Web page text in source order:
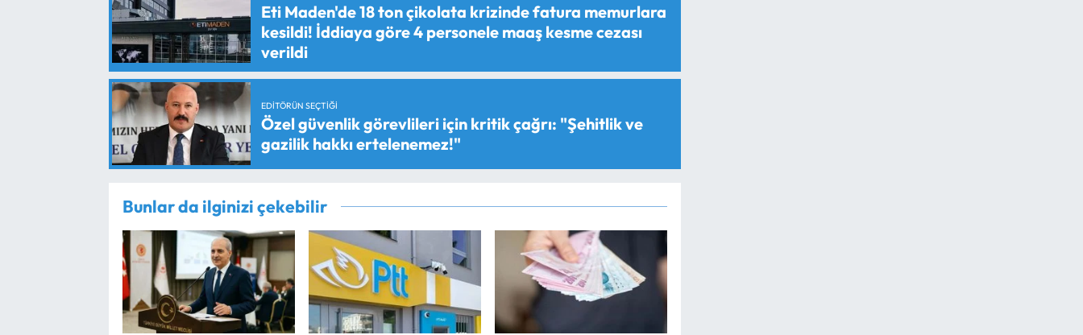
Eti Maden'de 18 ton çikolata krizinde fatura memurlara
kesildi! İddiaya göre 4 personele maaş kesme cezası
verildi
EDITÖRÜN SEÇTIĞI
Özel güvenlik görevlileri için kritik çağrı: "Şehitlik ve
gazilik hakkı ertelenemez!"
Bunlar da ilginizi çekebilir